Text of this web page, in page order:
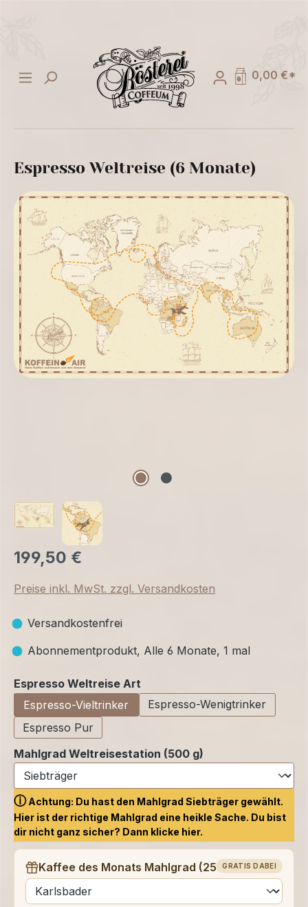
0,00 €*
Espresso Weltreise (6 Monate)
199,50 €
Preise inkl. MwSt. zzgl. Versandkosten
Versandkostenfrei
Abonnementprodukt, Alle 6 Monate, 1 mal
Espresso Weltreise Art
Espresso-Vieltrinker
Espresso-Wenigtrinker
Espresso Pur
Mahlgrad Weltreisestation (500 g)
ⓘAchtung: Du hast den Mahlgrad Siebträger gewählt.
Hier ist der richtige Mahlgrad eine heikle Sache. Du bist
dir nicht ganz sicher? Dann klicke hier.
GRATIS DABEI
Kaffee des Monats Mahlgrad (250 g)
auswählen